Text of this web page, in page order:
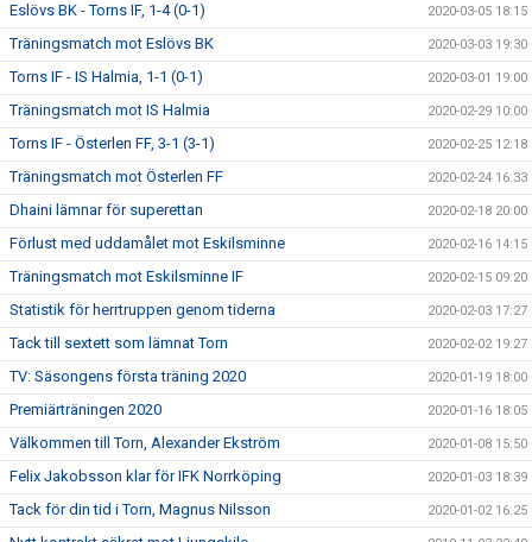
Eslövs BK - Torns IF, 1-4 (0-1) 2020-03-05 18:15
Träningsmatch mot Eslövs BK 2020-03-03 19:30
Torns IF - IS Halmia, 1-1 (0-1) 2020-03-01 19:00
Träningsmatch mot IS Halmia 2020-02-29 10:00
Torns IF - Österlen FF, 3-1 (3-1) 2020-02-25 12:18
Träningsmatch mot Österlen FF 2020-02-24 16:33
Dhaini lämnar för superettan 2020-02-18 20:00
Förlust med uddamålet mot Eskilsminne 2020-02-16 14:15
Träningsmatch mot Eskilsminne IF 2020-02-15 09:20
Statistik för herrtruppen genom tiderna 2020-02-03 17:27
Tack till sextett som lämnat Torn 2020-02-02 19:27
TV: Säsongens första träning 2020 2020-01-19 18:00
Premiärträningen 2020 2020-01-16 18:05
Välkommen till Torn, Alexander Ekström 2020-01-08 15:50
Felix Jakobsson klar för IFK Norrköping 2020-01-03 18:39
Tack för din tid i Torn, Magnus Nilsson 2020-01-02 16:25